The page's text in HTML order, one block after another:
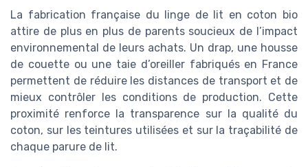
La fabrication française du linge de lit en coton bio
attire de plus en plus de parents soucieux de l’impact
environnemental de leurs achats. Un drap, une housse
de couette ou une taie d’oreiller fabriqués en France
permettent de réduire les distances de transport et de
mieux contrôler les conditions de production. Cette
proximité renforce la transparence sur la qualité du
coton, sur les teintures utilisées et sur la traçabilité de
chaque parure de lit.